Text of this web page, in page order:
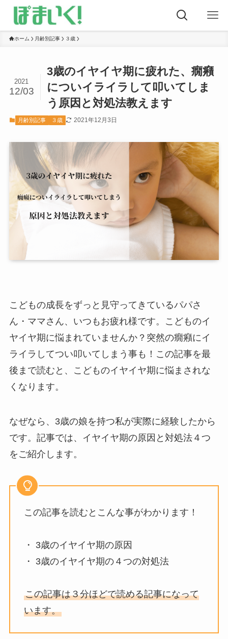
ホーム 月齢別記事 ３歳
3歳のイヤイヤ期に疲れた、癇癪
についイライラして叩いてしま
う原因と対処法教えます
2021
12/03
月齢別記事 ３歳 2021年12月3日
こどもの成長をずっと見守ってきているパパさ
ん・ママさん、いつもお疲れ様です。こどものイ
ヤイヤ期に悩まれていませんか？突然の癇癪にイ
ライラしてつい叩いてしまう事も！この記事を最
後まで読むと、こどものイヤイヤ期に悩まされな
くなります。
なぜなら、3歳の娘を持つ私が実際に経験したから
です。記事では、イヤイヤ期の原因と対処法４つ
をご紹介します。
この記事を読むとこんな事がわかります！
・
3歳のイヤイヤ期の原因
・ 3歳のイヤイヤ期の４つの対処法
この記事は３分ほどで読める記事になって
います。